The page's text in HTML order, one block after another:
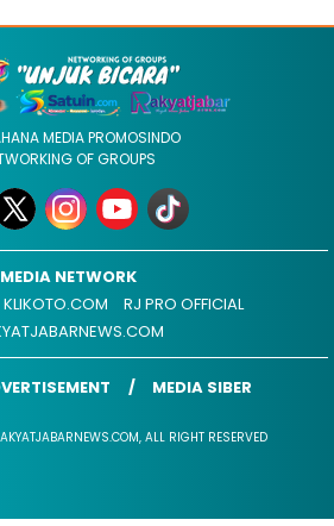
MEDIA PROMOSINDO
OF GROUPS
MEDIA NETWORK
KLIKOTO.COM
RJ PRO OFFICIAL
MEDIA SIBER
ALL RIGHT RESERVED